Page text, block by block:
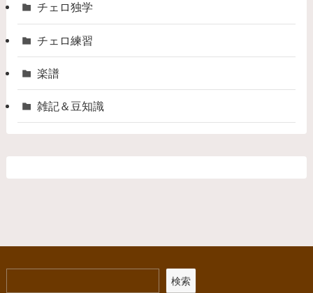
チェロ独学
チェロ練習
楽譜
雑記＆豆知識
検索